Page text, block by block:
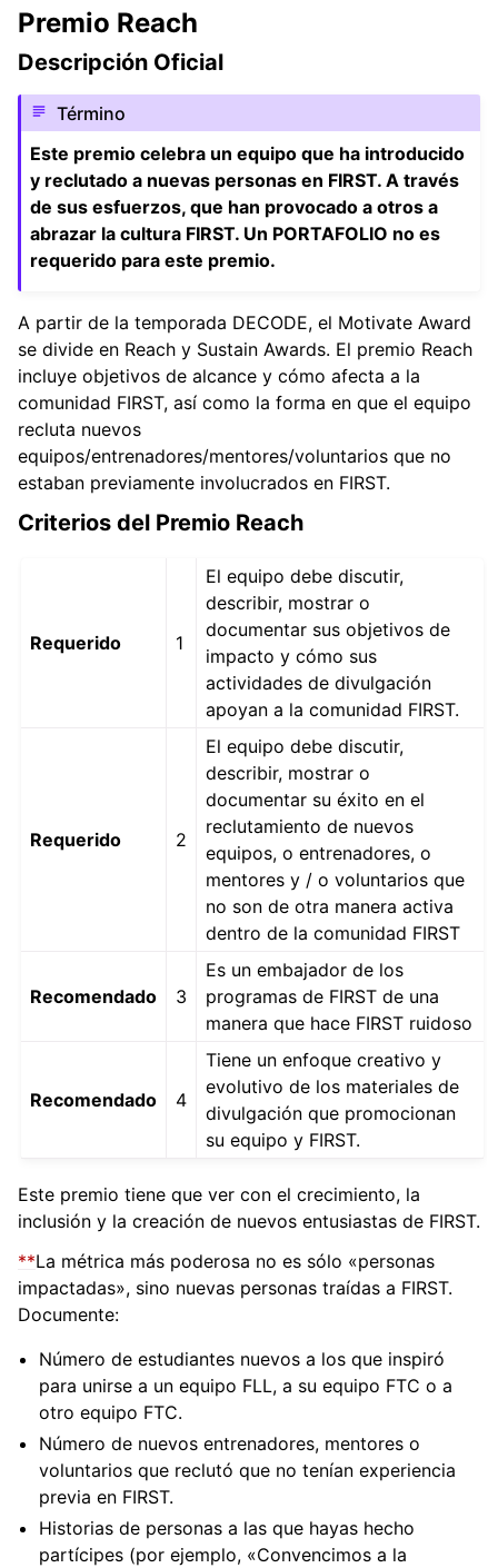
Premio Reach
Descripción Oficial
Término
Este premio celebra un equipo que ha introducido
y reclutado a nuevas personas en FIRST. A través
de sus esfuerzos, que han provocado a otros a
abrazar la cultura FIRST. Un PORTAFOLIO no es
requerido para este premio.
A partir de la temporada DECODE, el Motivate Award
se divide en Reach y Sustain Awards. El premio Reach
incluye objetivos de alcance y cómo afecta a la
comunidad FIRST, así como la forma en que el equipo
recluta nuevos
equipos/entrenadores/mentores/voluntarios que no
estaban previamente involucrados en FIRST.
Criterios del Premio Reach
Requerido 1
El equipo debe discutir,
describir, mostrar o
documentar sus objetivos de
impacto y cómo sus
actividades de divulgación
apoyan a la comunidad FIRST.
Requerido 2
El equipo debe discutir,
describir, mostrar o
documentar su éxito en el
reclutamiento de nuevos
equipos, o entrenadores, o
mentores y / o voluntarios que
no son de otra manera activa
dentro de la comunidad FIRST
Recomendado 3
Es un embajador de los
programas de FIRST de una
manera que hace FIRST ruidoso
Recomendado 4
Tiene un enfoque creativo y
evolutivo de los materiales de
divulgación que promocionan
su equipo y FIRST.
Este premio tiene que ver con el crecimiento, la
inclusión y la creación de nuevos entusiastas de FIRST.
**La métrica más poderosa no es sólo «personas
impactadas», sino nuevas personas traídas a FIRST.
Documente:
Número de estudiantes nuevos a los que inspiró
para unirse a un equipo FLL, a su equipo FTC o a
otro equipo FTC.
Número de nuevos entrenadores, mentores o
voluntarios que reclutó que no tenían experiencia
previa en FIRST.
Historias de personas a las que hayas hecho
partícipes (por ejemplo, «Convencimos a la